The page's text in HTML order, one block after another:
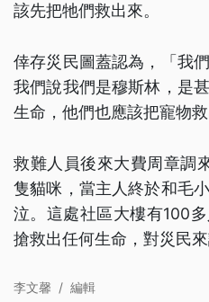
該先把牠們救出來。
倖存災民圖蓋認為，「我
我們說我們是穆斯林，是
生命，他們也應該把寵物救
救難人員後來大費周章調
隻貓咪，當主人終於和毛
泣。這處社區大樓有100
搶救出任何生命，對災民
李文馨 / 編輯